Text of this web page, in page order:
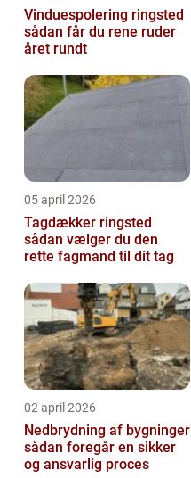
Vinduespolering ringsted
sådan får du rene ruder
året rundt
05 april 2026
Tagdækker ringsted
sådan vælger du den
rette fagmand til dit tag
02 april 2026
Nedbrydning af bygninger
sådan foregår en sikker
og ansvarlig proces